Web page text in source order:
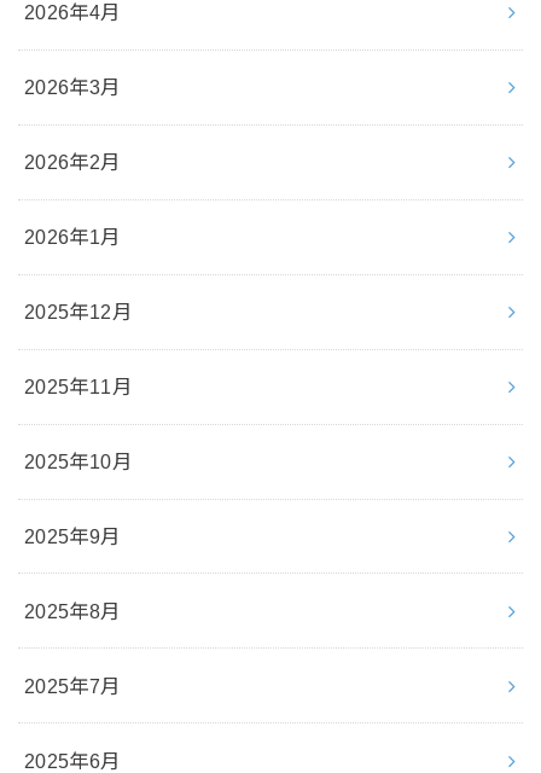
2026年4月
2026年3月
2026年2月
2026年1月
2025年12月
2025年11月
2025年10月
2025年9月
2025年8月
2025年7月
2025年6月